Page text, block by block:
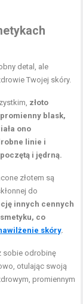
detal, ale
Twojej skóry.
złoto
blask,
ono
linie i
i jędrną.
złotem są
do
innych cennych
co
skóry.
sobie odrobinę
otulając swoją
promiennym